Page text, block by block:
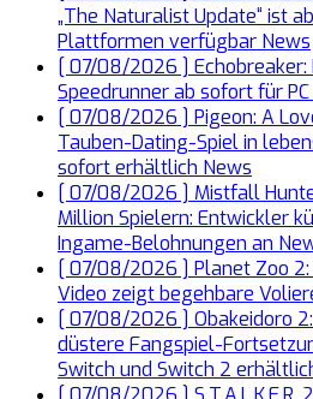
„The Naturalist Update“ ist
Plattformen verfügbar News
[ 07/08/2026 ]
Speedrunner ab sofort für
[ 07/08/2026 ] Pigeon: A
Tauben-Dating-Spiel in
sofort erhältlich News
[ 07/08/2026 ] Mistfall
Million Spielern: Entwickler
Ingame-Belohnungen an
[ 07/08/2026 ] Planet Zoo
Video zeigt begehbare
[ 07/08/2026 ] Obakeidoro
düstere Fangspiel-
Switch und Switch 2